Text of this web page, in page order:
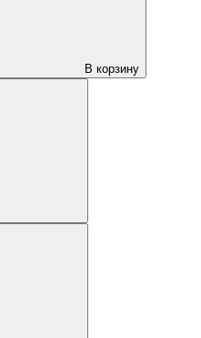
В корзину